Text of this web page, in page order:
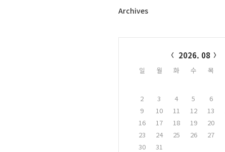
플
Archives
2026. 08
일 월 화 수 목
2
3 4 5 6
9
10 11 12 13
16
17 18 19 20
23
24 25 26 27
30
31